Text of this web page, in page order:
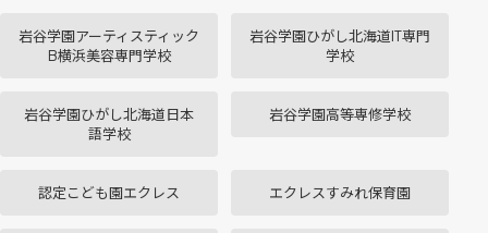
岩谷学園アーティスティック
B横浜美容専門学校
岩谷学園ひがし北海道IT専門
学校
岩谷学園ひがし北海道日本
語学校
岩谷学園高等専修学校
認定こども園エクレス エクレスすみれ保育園